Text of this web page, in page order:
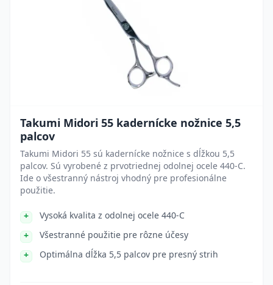
Takumi Midori 55 kadernícke nožnice 5,5
palcov
Takumi Midori 55 sú kadernícke nožnice s dĺžkou 5,5
palcov. Sú vyrobené z prvotriednej odolnej ocele 440-C.
Ide o všestranný nástroj vhodný pre profesionálne
použitie.
Vysoká kvalita z odolnej ocele 440-C
Všestranné použitie pre rôzne účesy
Optimálna dĺžka 5,5 palcov pre presný strih